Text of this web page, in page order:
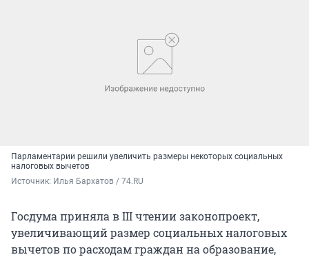
Парламентарии решили увеличить размеры некоторых социальных
налоговых вычетов
Источник: Илья Бархатов / 74.RU
Госдума приняла в III чтении законопроект,
увеличивающий размер социальных налоговых
вычетов по расходам граждан на образование,